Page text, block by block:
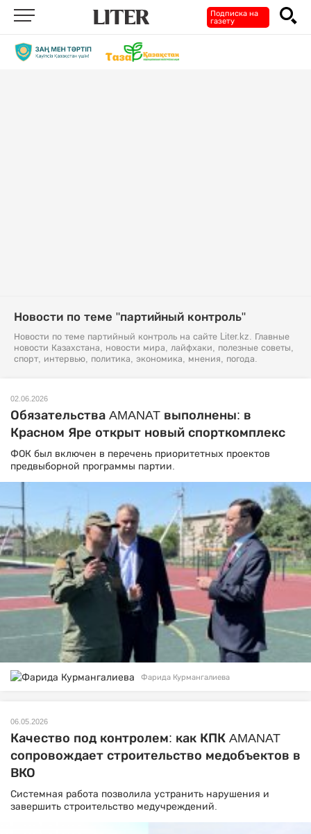
Подписка на
газету
Новости по теме "партийный контроль"
Новости по теме партийный контроль на сайте Liter.kz. Главные
новости Казахстана, новости мира, лайфхаки, полезные советы,
спорт, интервью, политика, экономика, мнения, погода.
02.06.2026
Обязательства AMANAT выполнены: в
Красном Яре открыт новый спорткомплекс
ФОК был включен в перечень приоритетных проектов
предвыборной программы партии.
Фарида Курмангалиева
06.05.2026
Качество под контролем: как КПК AMANAT
сопровождает строительство медобъектов в
ВКО
Системная работа позволила устранить нарушения и
завершить строительство медучреждений.